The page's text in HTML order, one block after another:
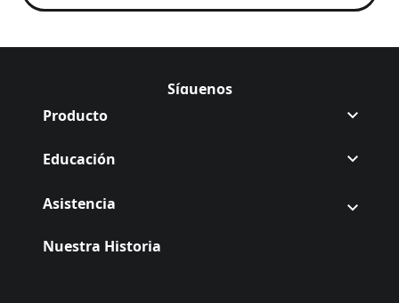
Síguenos
Síguenos Off en
(Opens in a new tab)
Síguenos Off en
(Opens in a new tab)
Producto
Educación
Asistencia
Nuestra Historia